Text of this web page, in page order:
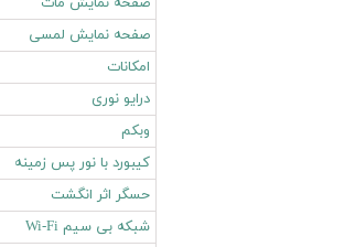
صفحه نمایش لمسی
امکانات
درایو نوری
وبکم
کیبورد با نور پس زمینه
حسگر اثر انگشت
شبکه بی سیم Wi-Fi